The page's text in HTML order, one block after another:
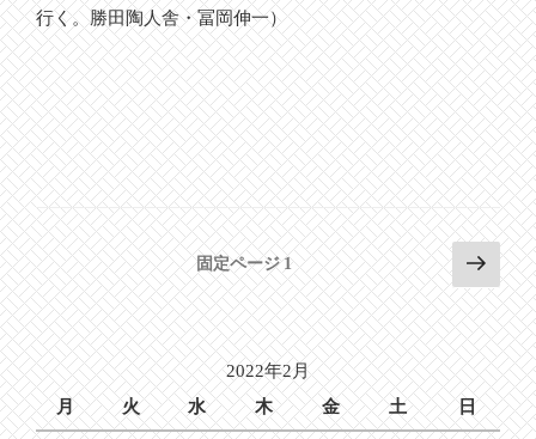
行く。勝田陶人舎・冨岡伸一）
投
稿
の
ペ
ー
ジ
固定ページ1
次
の
ペ
ー
ジ
2022年2月
月
火 水 木 金 土 日